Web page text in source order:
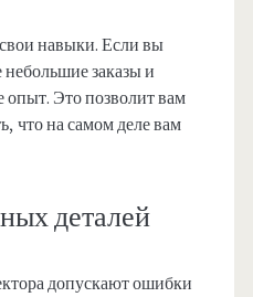
навыки. Если вы
небольшие заказы и
опыт. Это позволит вам
что на самом деле вам
деталей
допускают ошибки